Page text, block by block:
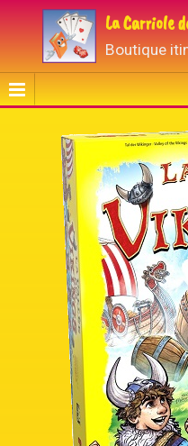
La Carriole
Boutique